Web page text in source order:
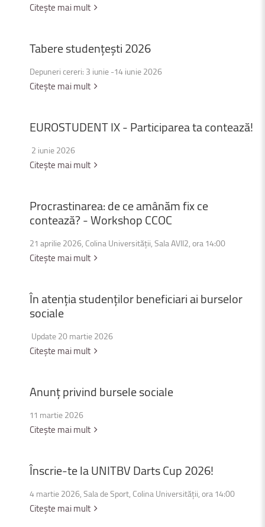
Citește mai mult
Taberestudențești2026
Depuneri cereri: 3 iunie -14 iunie 2026
Citește mai mult
EUROSTUDENTIX-Participareatacontează!
2 iunie 2026
Citește mai mult
Procrastinarea:deceamânămfixce
contează?-WorkshopCCOC
21 aprilie 2026, Colina Universității, Sala AVII2, ora 14:00
Citește mai mult
Înatențiastudențilorbeneficiariaiburselor
sociale
Update 20 martie 2026
Citește mai mult
Anunțprivindburselesociale
11 martie 2026
Citește mai mult
Înscrie-telaUNITBVDartsCup2026!
4 martie 2026, Sala de Sport, Colina Universității, ora 14:00
Citește mai mult